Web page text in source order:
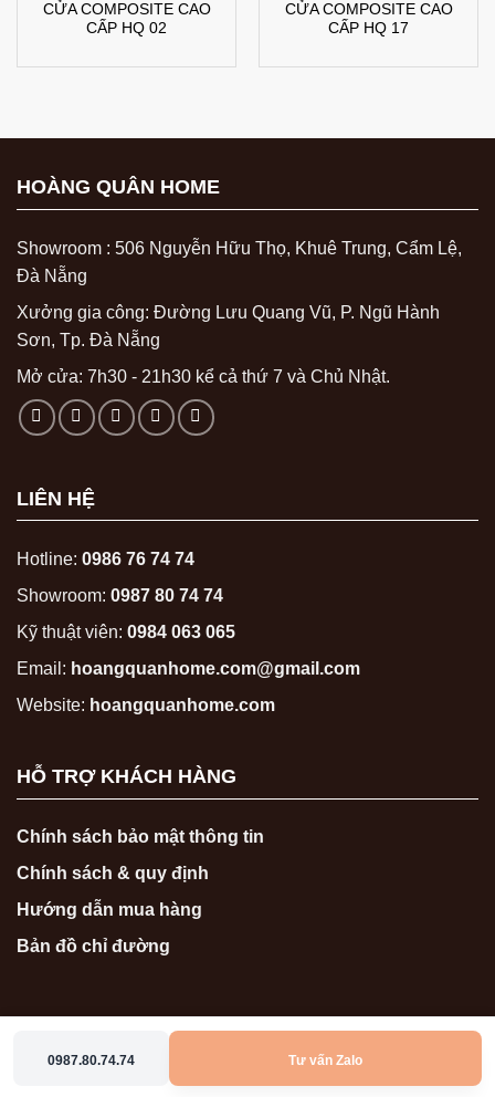
CỬA COMPOSITE CAO
CẤP HQ 02
CỬA COMPOSITE CAO
CẤP HQ 17
HOÀNG QUÂN HOME
Showroom : 506 Nguyễn Hữu Thọ, Khuê Trung, Cẩm Lệ,
Đà Nẵng
Xưởng gia công: Đường Lưu Quang Vũ, P. Ngũ Hành
Sơn, Tp. Đà Nẵng
Mở cửa: 7h30 - 21h30 kể cả thứ 7 và Chủ Nhật.
LIÊN HỆ
Hotline: 0986 76 74 74
Showroom: 0987 80 74 74
Kỹ thuật viên: 0984 063 065
Email: hoangquanhome.com@gmail.com
Website: hoangquanhome.com
HỖ TRỢ KHÁCH HÀNG
Chính sách bảo mật thông tin
Chính sách & quy định
Hướng dẫn mua hàng
Bản đồ chỉ đường
Copyright 2026 © hoangquanhome.com
0987.80.74.74 Tư vấn Zalo
0986767474 Zalo Messenger